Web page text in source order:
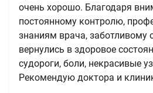
очень хорошо. Благодаря
постоянному контролю,
знаниям врача,
вернулись в здоровое
судороги, боли, некрасивые
Рекомендую доктора и